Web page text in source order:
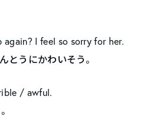
I feel so sorry for her.
とうにかわいそう。
/ awful.